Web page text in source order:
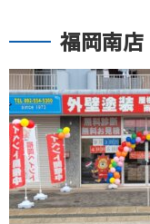
福岡南店